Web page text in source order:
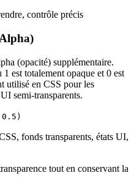
contrôle précis
(opacité) supplémentaire.
est totalement opaque et 0 est
utilisé en CSS pour les
semi-transparents.
fonds transparents, états UI,
tout en conservant la